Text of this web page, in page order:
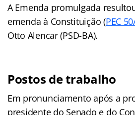
A Emenda promulgada
emenda à Constituição (PEC
Otto Alencar (PSD-BA).
Postos de trabalho
Em pronunciamento após a
presidente do Senado e do